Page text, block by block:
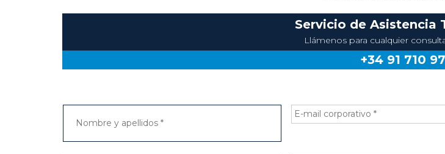
Servicio de Asistencia
Llámenos para cualquier
+34 91 710